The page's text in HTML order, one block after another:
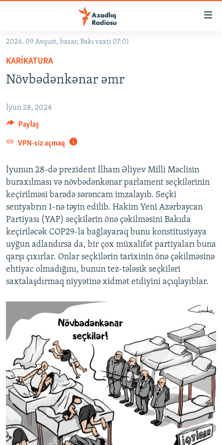
Əsas
qayıt
Əsas
qayıt
Axtarışa
keç
GÜNDƏM
#İZAHLA
#ƏSLINDƏ
FƏRQƏ BAX
QANUNI DOĞRU
MULTIMEDIA
VIDEO
FOTOQALEREYA
İNFOQRAFIKA
KARIKATURA
RADIO ARXIV
OXU ZALI
AZƏRBAYCAN ƏDƏBIYYATI KITABXANASI
İSLAM VƏ DEMOKRATIYA
İZ - MƏDƏNIYYƏT PROQRAMI
HAQQIMIZDA
MISSIYAMIZ
PEŞƏ ETIKASI VƏ JURNALISTIKA STANDARTLARIMIZ
MATERIALLARIMIZDAN ISTIFADƏ
AZADLIQRADIOSU MOBIL TELEFONUNUZDA
BIZIMLƏ ƏLAQƏ
XƏBƏR BÜLLETENLƏRIMIZ
BIZI IZLƏ
RFE/RL-in bütün saytları
2026, 09 Avqust, bazar, Bakı vaxtı 07:01
KARIKATURA
Növbədənkənar əmr
İyun 28, 2024
Paylaş
VPN-siz açmaq
İyunun 28-də prezident İlham Əliyev Milli Məclisin
buraxılması və növbədənkənar parlament seçkilərinin
keçirilməsi barədə sərəncam imzalayıb. Seçki
sentyabrın 1-nə təyin edilib. Hakim Yeni Azərbaycan
Partiyası (YAP) seçkilərin önə çəkilməsini Bakıda
keçiriləcək COP29-la bağlayaraq bunu konstitusiyaya
uyğun adlandırsa da, bir çox müxalifət partiyaları buna
qarşı çıxırlar. Onlar seçkilərin tarixinin önə çəkilməsinə
ehtiyac olmadığını, bunun tez-tələsik seçkiləri
saxtalaşdırmaq niyyətinə xidmət etdiyini açıqlayıblar.